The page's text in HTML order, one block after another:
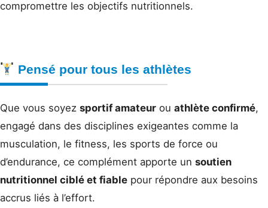
compromettre les objectifs nutritionnels.
Pensé pour tous les athlètes
Que vous soyez sportif amateur ou athlète confirmé,
engagé dans des disciplines exigeantes comme la
musculation, le fitness, les sports de force ou
d’endurance, ce complément apporte un soutien
nutritionnel ciblé et fiable pour répondre aux besoins
accrus liés à l’effort.